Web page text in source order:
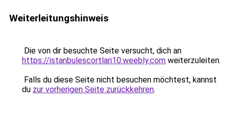
Weiterleitungshinweis
Die von dir besuchte Seite versucht, dich an
https://istanbulescortlari10.weebly.com weiterzuleiten.
Falls du diese Seite nicht besuchen möchtest, kannst
du zur vorherigen Seite zurückkehren.